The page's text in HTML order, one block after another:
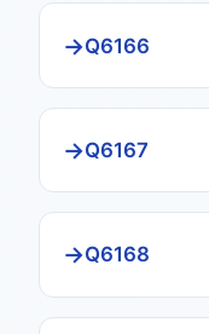
Q6166
Q6167
Q6168